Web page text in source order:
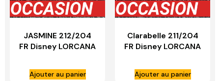
JASMINE 212/204
FR Disney LORCANA
Ajouter au panier
Clarabelle 211/204
FR Disney LORCANA
Ajouter au panier